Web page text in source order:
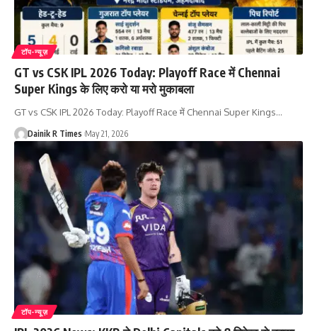
टॉप-न्यूज़
GT vs CSK IPL 2026 Today: Playoff Race में Chennai
Super Kings के लिए करो या मरो मुकाबला
GT vs CSK IPL 2026 Today: Playoff Race में Chennai Super Kings…
Dainik R Times May 21, 2026
टॉप-न्यूज़